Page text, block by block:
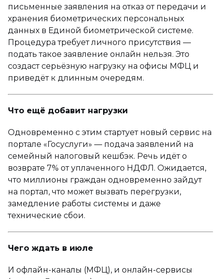
письменные заявления на отказ от передачи и
хранения биометрических персональных
данных в Единой биометрической системе.
Процедура требует личного присутствия —
подать такое заявление онлайн нельзя. Это
создаст серьёзную нагрузку на офисы МФЦ и
приведёт к длинным очередям.
Что ещё добавит нагрузки
Одновременно с этим стартует новый сервис на
портале «Госуслуги» — подача заявлений на
семейный налоговый кешбэк. Речь идёт о
возврате 7% от уплаченного НДФЛ. Ожидается,
что миллионы граждан одновременно зайдут
на портал, что может вызвать перегрузки,
замедление работы системы и даже
технические сбои.
Чего ждать в июле
И офлайн-каналы (МФЦ), и онлайн-сервисы